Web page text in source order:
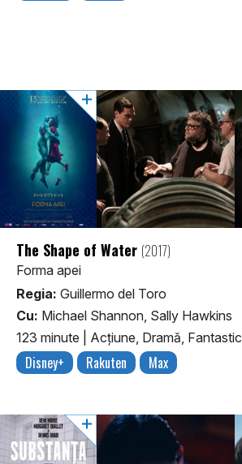
The Shape of Water (2017)
Forma apei
Regia: Guillermo del Toro
Cu: Michael Shannon, Sally Hawkins
123 minute
Acţiune, Dramă, Fantastic
Disney+ Rakuten Max